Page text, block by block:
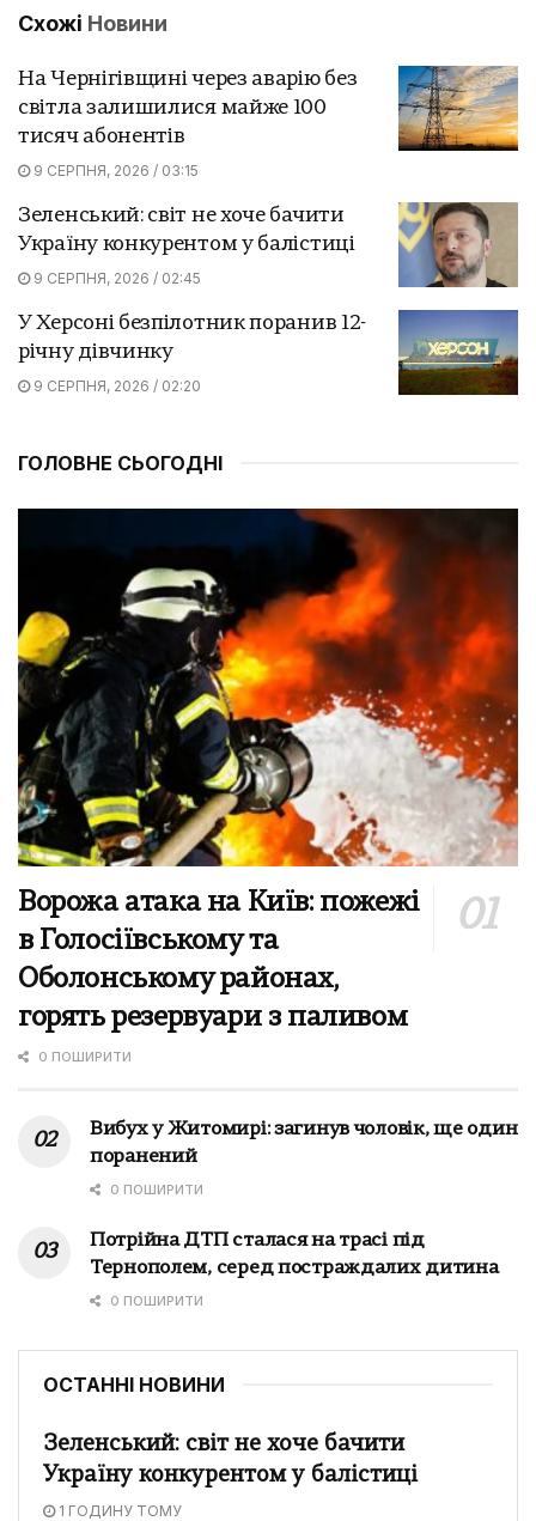
Схожі Новини
На Чернігівщині через аварію без
світла залишилися майже 100
тисяч абонентів
9 СЕРПНЯ, 2026 / 03:15
Зеленський: світ не хоче бачити
Україну конкурентом у балістиці
9 СЕРПНЯ, 2026 / 02:45
У Херсоні безпілотник поранив 12-
річну дівчинку
9 СЕРПНЯ, 2026 / 02:20
ГОЛОВНЕ СЬОГОДНІ
Ворожа атака на Київ: пожежі
в Голосіївському та
Оболонському районах,
горять резервуари з паливом
0 ПОШИРИТИ
Вибух у Житомирі: загинув чоловік, ще один
поранений
0 ПОШИРИТИ
Потрійна ДТП сталася на трасі під
Тернополем, серед постраждалих дитина
0 ПОШИРИТИ
ОСТАННІ НОВИНИ
Зеленський: світ не хоче бачити
Україну конкурентом у балістиці
1 ГОДИНУ ТОМУ